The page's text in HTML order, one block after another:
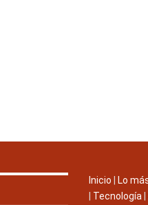
Inicio Lo
Tecnología